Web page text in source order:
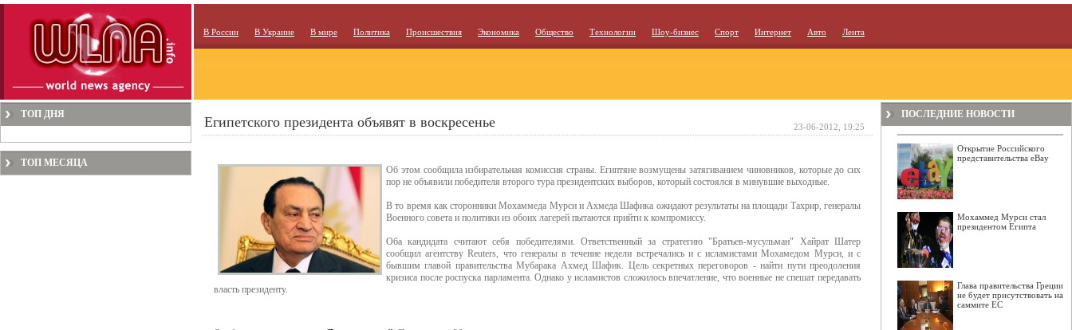
В России В Украине В мире Политика Происшествия Экономика Общество Технологии Шоу-бизнес Спорт Интернет Авто Лента
ТОП ДНЯ
ТОП МЕСЯЦА
Египетского президента объявят в воскресенье
Об этом сообщила избирательная комиссия страны. Египтяне возмущены затягиванием чиновников, которые до сих
пор не объявили победителя второго тура президентских выборов, который состоялся в минувшие выходные.
В то время как сторонники Мохаммеда Мурси и Ахмеда Шафика ожидают результаты на площади Тахрир, генералы
Военного совета и политики из обоих лагерей пытаются прийти к компромиссу.
Оба кандидата считают себя победителями. Ответственный за стратегию "Братьев-мусульман" Хайрат Шатер
сообщил агентству Reuters, что генералы в течение недели встречались и с исламистами Мохамедом Мурси, и с
бывшим главой правительства Мубарака Ахмед Шафик. Цель секретных переговоров - найти пути преодоления
кризиса после роспуска парламента. Однако у исламистов сложилось впечатление, что военные не спешат передавать
власть президенту.
23-06-2012, 19:25
ПОСЛЕДНИЕ НОВОСТИ
Открытие Российского
представительства eBay
Мохаммед Мурси стал
президентом Египта
Глава правительства Греции
не будет присутствовать на
саммите ЕС